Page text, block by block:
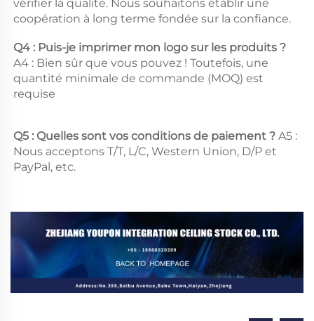
vérifier la qualité. Nous souhaitons établir une
coopération à long terme fondée sur la confiance.
A4 : Bien sûr que vous pouvez ! Toutefois, une
quantité minimale de commande (MOQ) est
requise
Q5 : Quelles sont vos conditions de paiement ? A5 :
Nous acceptons T/T, L/C, Western Union, D/P et
PayPal, etc.